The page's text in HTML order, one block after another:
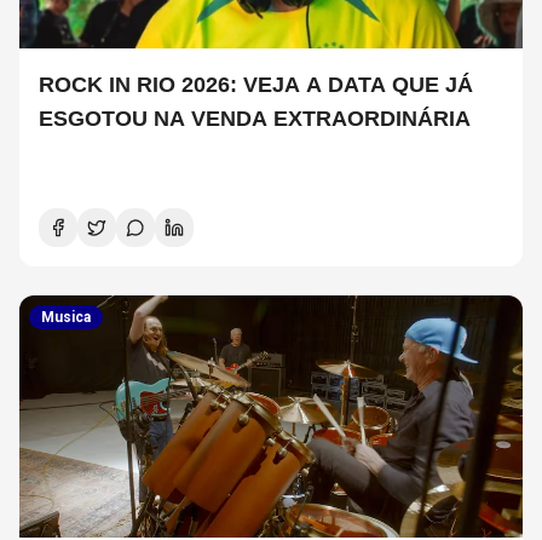
ROCK IN RIO 2026: VEJA A DATA QUE JÁ
ESGOTOU NA VENDA EXTRAORDINÁRIA
Musica